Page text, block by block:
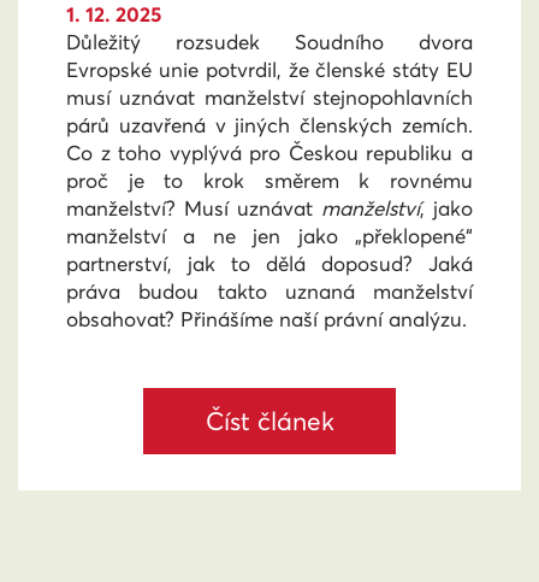
1. 12. 2025
Důležitý rozsudek Soudního dvora
Evropské unie potvrdil, že členské státy EU
musí uznávat manželství stejnopohlavních
párů uzavřená v jiných členských zemích.
Co z toho vyplývá pro Českou republiku a
proč je to krok směrem k rovnému
manželství? Musí uznávat manželství, jako
manželství a ne jen jako „překlopené“
partnerství, jak to dělá doposud? Jaká
práva budou takto uznaná manželství
obsahovat? Přinášíme naší právní analýzu.
Číst článek